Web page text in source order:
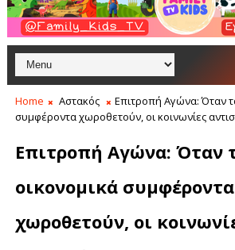
Home Αστακός
Επιτροπή Αγώνα: Όταν
συμφέροντα χωροθετούν, οι κοινωνίες
Επιτροπή Αγώνα: Όταν
οικονομικά συμφέροντα
χωροθετούν, οι